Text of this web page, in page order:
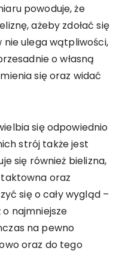
powoduje, że
ażeby zdołać się
nie ulega wątpliwości,
o własną
się oraz widać
się odpowiednio
strój także jest
się również bielizna,
oraz
się o cały wygląd –
najmniejsze
na pewno
oraz do tego